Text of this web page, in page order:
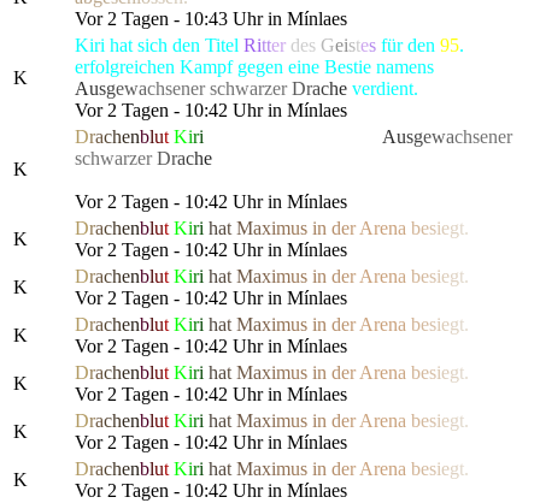
Vor 2 Tagen - 10:43 Uhr in Mínlaes
K
Kiri hat sich den Titel Ritter des Geistes für den 95.
erfolgreichen Kampf gegen eine Bestie namens
Ausgewachsener schwarzer Drache verdient.
Vor 2 Tagen - 10:42 Uhr in Mínlaes
K
Drachenblut Kiri Ausgewachsener
schwarzer Drache
Vor 2 Tagen - 10:42 Uhr in Mínlaes
K
Drachenblut Kiri hat Maximus in derArena besiegt.
Vor 2 Tagen - 10:42 Uhr in Mínlaes
K
Drachenblut Kiri hat Maximus in derArena besiegt.
Vor 2 Tagen - 10:42 Uhr in Mínlaes
K
Drachenblut Kiri hat Maximus in derArena besiegt.
Vor 2 Tagen - 10:42 Uhr in Mínlaes
K
Drachenblut Kiri hat Maximus in derArena besiegt.
Vor 2 Tagen - 10:42 Uhr in Mínlaes
K
Drachenblut Kiri hat Maximus in derArena besiegt.
Vor 2 Tagen - 10:42 Uhr in Mínlaes
K
Drachenblut Kiri hat Maximus in derArena besiegt.
Vor 2 Tagen - 10:42 Uhr in Mínlaes